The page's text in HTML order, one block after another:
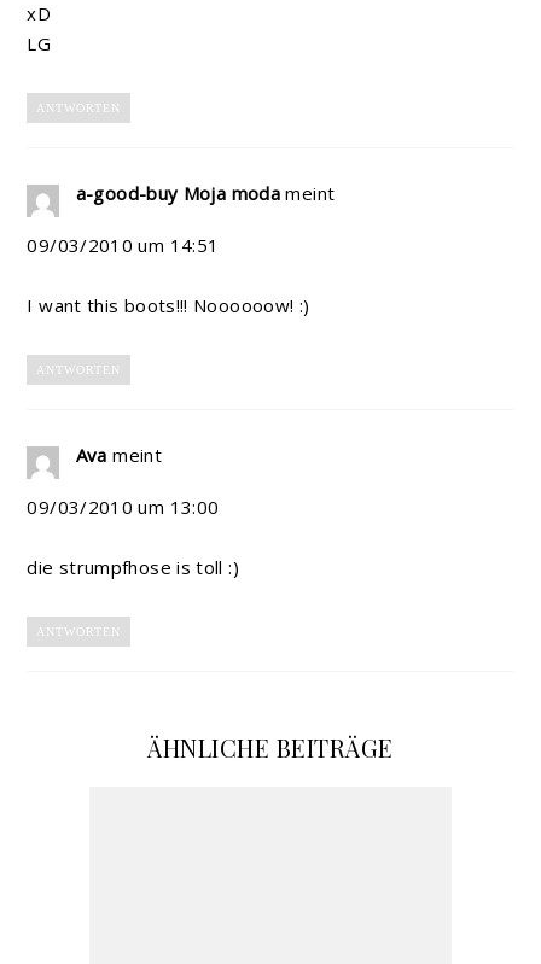
xD
LG
ANTWORTEN
a-good-buy Moja moda meint
09/03/2010 um 14:51
I want this boots!!! Noooooow! :)
ANTWORTEN
Ava meint
09/03/2010 um 13:00
die strumpfhose is toll :)
ANTWORTEN
ÄHNLICHE BEITRÄGE